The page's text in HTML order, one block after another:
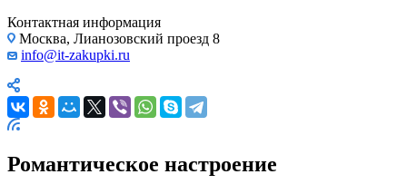
Контактная информация
Москва, Лианозовский проезд 8
info@it-zakupki.ru
Романтическое настроение